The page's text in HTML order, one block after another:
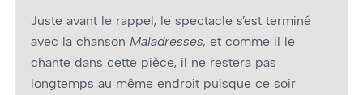
Juste avant le rappel, le spectacle s’est terminé
avec la chanson Maladresses, et comme il le
chante dans cette pièce, il ne restera pas
longtemps au même endroit puisque ce soir